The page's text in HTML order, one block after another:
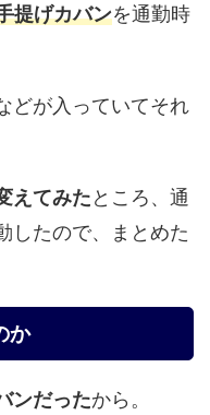
提げカバンを通勤時
どが入っていてそれ
えてみたところ、通
したので、まとめた
か
ンだったから。